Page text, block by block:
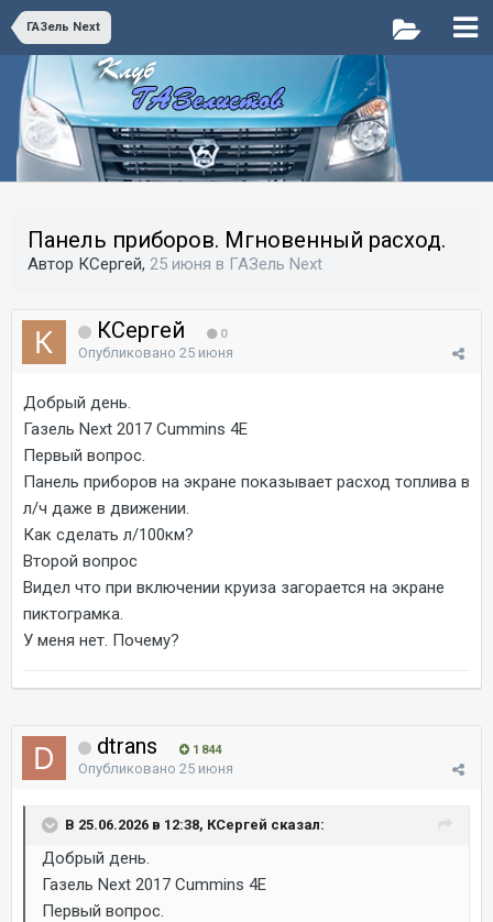
ГАЗель Next
Панель приборов. Мгновенный расход.
Автор КСергей, 25 июня в ГАЗель Next
КСергей 0
Опубликовано 25 июня
Добрый день.
Газель Next 2017 Cummins 4E
Первый вопрос.
Панель приборов на экране показывает расход топлива в
л/ч даже в движении.
Как сделать л/100км?
Второй вопрос
Видел что при включении круиза загорается на экране
пиктограмка.
У меня нет. Почему?
dtrans 1 844
Опубликовано 25 июня
В 25.06.2026 в 12:38, КСергей сказал:
Добрый день.
Газель Next 2017 Cummins 4E
Первый вопрос.